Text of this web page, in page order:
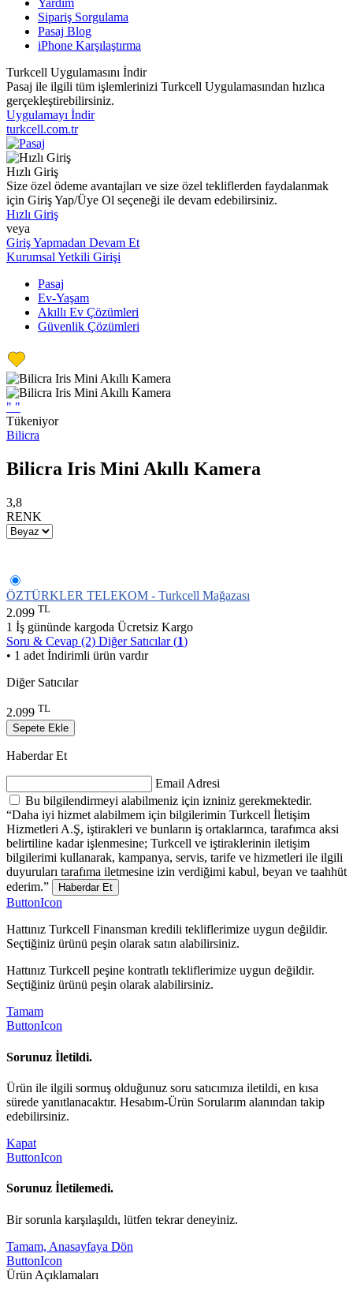
Yardım
Sipariş Sorgulama
Pasaj Blog
iPhone Karşılaştırma
Turkcell Uygulamasını İndir
Pasaj ile ilgili tüm işlemlerinizi Turkcell Uygulamasından hızlıca
gerçekleştirebilirsiniz.
Uygulamayı İndir
turkcell.com.tr
Hızlı Giriş
Size özel ödeme avantajları ve size özel tekliflerden faydalanmak
için Giriş Yap/Üye Ol seçeneği ile devam edebilirsiniz.
Hızlı Giriş
veya
Giriş Yapmadan Devam Et
Kurumsal Yetkili Girişi
Pasaj
Ev-Yaşam
Akıllı Ev Çözümleri
Güvenlik Çözümleri
" "
Tükeniyor
Bilicra
Bilicra Iris Mini Akıllı Kamera
3,8
RENK
ÖZTÜRKLER TELEKOM - Turkcell Mağazası
2.099 TL
1 İş gününde kargoda Ücretsiz Kargo
Soru & Cevap (2) Diğer Satıcılar (1)
• 1 adet İndirimli ürün vardır
Diğer Satıcılar
2.099 TL
Sepete Ekle
Haberdar Et
Email Adresi
Bu bilgilendirmeyi alabilmeniz için izniniz gerekmektedir.
“Daha iyi hizmet alabilmem için bilgilerimin Turkcell İletişim
Hizmetleri A.Ş, iştirakleri ve bunların iş ortaklarınca, tarafımca aksi
belirtiline kadar işlenmesine; Turkcell ve iştiraklerinin iletişim
bilgilerimi kullanarak, kampanya, servis, tarife ve hizmetleri ile ilgili
duyuruları tarafıma iletmesine izin verdiğimi kabul, beyan ve taahhüt
ederim.”
Haberdar Et
ButtonIcon
Hattınız Turkcell Finansman kredili tekliflerimize uygun değildir.
Seçtiğiniz ürünü peşin olarak satın alabilirsiniz.
Hattınız Turkcell peşine kontratlı tekliflerimize uygun değildir.
Seçtiğiniz ürünü peşin olarak alabilirsiniz.
Tamam
ButtonIcon
Sorunuz İletildi.
Ürün ile ilgili sormuş olduğunuz soru satıcımıza iletildi, en kısa
sürede yanıtlanacaktır. Hesabım-Ürün Sorularım alanından takip
edebilirsiniz.
Kapat
ButtonIcon
Sorunuz İletilemedi.
Bir sorunla karşılaşıldı, lütfen tekrar deneyiniz.
Tamam, Anasayfaya Dön
ButtonIcon
Ürün Açıklamaları